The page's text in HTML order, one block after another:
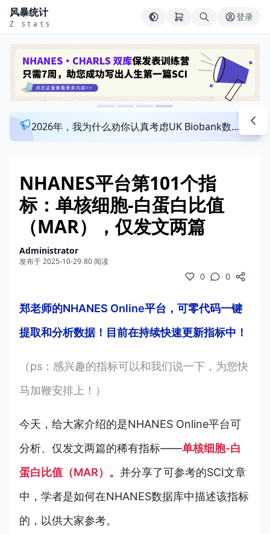
风暴统计
Z stats
登录
2026年，我为什么劝你认真考虑UK Biobank数据库？来看看这个一对一指导发文班
NHANES平台第101个指
标：单核细胞-白蛋白比值
（MAR），仅发文两篇
Administrator
发布于 2025-10-29/80 阅读
0 0
郑老师的NHANES Online平台，可零代码一键
提取和分析数据！目前在持续快速更新指标中！
（ps：感兴趣的指标可以和我们说一下，为您快
马加鞭安排上！）
今天， 给大家介绍的是NHANES Online平台可
分析、仅发文两篇的稀有指标——单核细胞-白
蛋白比值（MAR）。 并分享了可参考的SCI文章
中，学者是如何在NHANES数据库中描述该指标
的，以供大家参考。